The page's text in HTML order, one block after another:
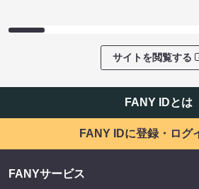
サイトを閲覧する
FANY IDとは
FANY IDに登録・ログ
FANYサービス